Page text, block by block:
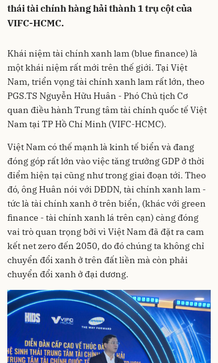
thái tài chính hàng hải thành 1 trụ cột của
VIFC-HCMC.
Khái niệm tài chính xanh lam (blue finance) là
một khái niệm rất mới trên thế giới. Tại Việt
Nam, triển vọng tài chính xanh lam rất lớn, theo
PGS.TS Nguyễn Hữu Huân - Phó Chủ tịch Cơ
quan điều hành Trung tâm tài chính quốc tế Việt
Nam tại TP Hồ Chí Minh (VIFC-HCMC).
Việt Nam có thế mạnh là kinh tế biển và đang
đóng góp rất lớn vào việc tăng trưởng GDP ở thời
điểm hiện tại cũng như trong giai đoạn tới. Theo
đó, ông Huân nói với DĐDN, tài chính xanh lam -
tức là tài chính xanh ở trên biển, (khác với green
finance - tài chính xanh lá trên cạn) càng đóng
vai trò quan trọng bởi vì Việt Nam đã đặt ra cam
kết net zero đến 2050, do đó chúng ta không chỉ
chuyển đổi xanh ở trên đất liền mà còn phải
chuyển đổi xanh ở đại dương.